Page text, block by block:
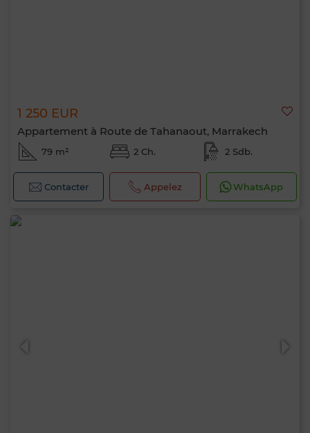
1 250 EUR
Appartement à Route de Tahanaout, Marrakech
79 m² 2 Ch. 2 Sdb.
Contacter Appelez WhatsApp